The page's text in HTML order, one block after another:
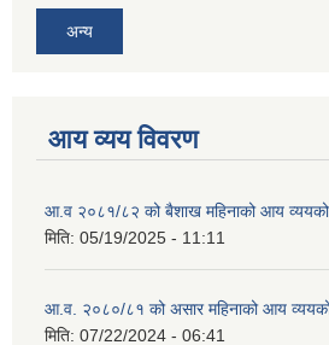
अन्य
आय व्यय विवरण
आ.व २०८१/८२ को बैशाख महिनाको आय व्ययको
मिति: 05/19/2025 - 11:11
आ.व. २०८०/८१ को असार महिनाको आय
मिति: 07/22/2024 - 06:41